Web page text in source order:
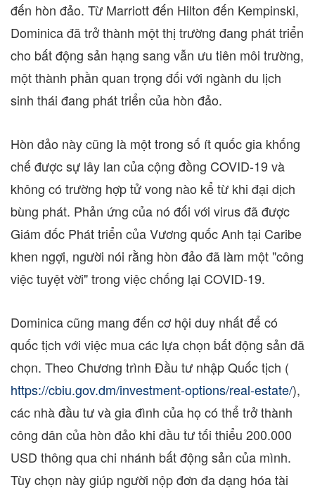
đến hòn đảo. Từ Marriott đến Hilton đến Kempinski,
Dominicađã trở thành một thị trường đang phát triển
cho bất động sản hạng sang vẫn ưu tiên môi trường,
một thành phần quan trọng đối với ngành du lịch
sinh thái đang phát triển của hòn đảo.
Hòn đảo này cũng là một trong số ít quốc gia khống
chế được sự lây lan của cộng đồng COVID-19 và
không có trường hợp tử vong nào kể từ khi đại dịch
bùng phát. Phản ứng của nó đối với virus đã được
Giám đốc Phát triển của Vương quốc Anh tại Caribe
khen ngợi, người nói rằng hòn đảo đã làm một "công
việc tuyệt vời" trong việc chống lại COVID-19.
Dominicacũng mang đến cơ hội duy nhất để có
quốc tịch với việc mua các lựa chọn bất động sản đã
chọn. Theo Chương trình Đầu tư nhập Quốc tịch (
https://cbiu.gov.dm/investment-options/real-estate/),
các nhà đầu tư và gia đình của họ có thể trở thành
công dân của hòn đảo khi đầu tư tối thiểu 200.000
USD thông qua chi nhánh bất động sản của mình.
Tùy chọn này giúp người nộp đơn đa dạng hóa tài